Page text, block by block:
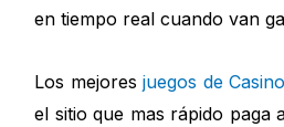
en tiempo real cuando van
Los mejoresjuegos de
el sitio que mas rápido paga